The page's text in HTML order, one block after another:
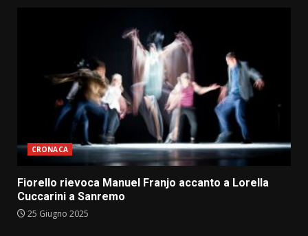
CRONACA
Fiorello rievoca Manuel Franjo accanto a Lorella
Cuccarini a Sanremo
25 Giugno 2025